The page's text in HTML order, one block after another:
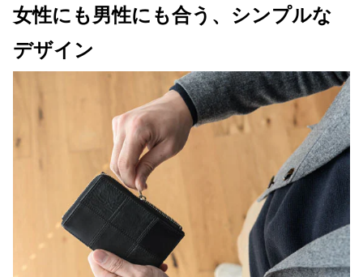
女性にも男性にも合う、シンプルな
デザイン